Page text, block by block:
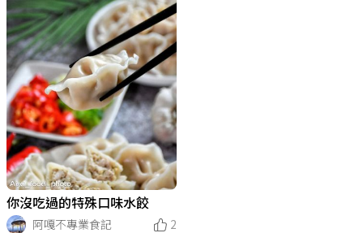
你沒吃過的特殊口味水餃
阿嘎不專業食記
2